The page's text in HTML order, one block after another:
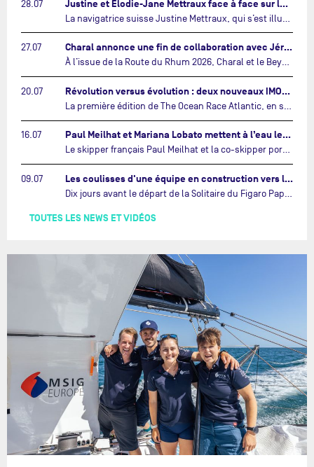
28.07 Justine et Élodie-Jane Mettraux face à face sur la transatlantique The Ocean Race Atlantic…
27.07 Charal annonce une fin de collaboration avec Jérémie Beyou et le Beyou Racing après la Route du Rhum…
À l’issue de la Route du Rhum 2026, Charal et le Beyou Racing mettront fin à leur collaboration. Il a été décidé de manière concertée, après dix ans d’une collaboration riche et performante, d’ouvrir une nouvelle ère pour le projet du Charal Sailing Team.…
20.07 Révolution versus évolution : deux nouveaux IMOCA très différents se préparent pour The Ocean Race Atlantic…
16.07 Paul Meilhat et Mariana Lobato mettent à l’eau leur bateau et lancent leur nouvelle campagne « United by the Ocean »…
Le skipper français Paul Meilhat et la co-skipper portugaise Mariana Lobato mettent à l’eau aujourd’hui à Lorient leur IMOCA à bord duquel ils participeront à The Ocean Race Atlantic (septembre 2026) puis à The Ocean Race, le tour du monde en équipage (janvier 2027).…
09.07 Les coulisses d'une équipe en construction vers le Vendée Globe…
Dix jours avant le départ de la Solitaire du Figaro Paprec, enjeu sportif majeur de la saison du Team Paprec, en plein chantier du futur IMOCA Paprec, l’équipe a dû s’adapter au forfait de Yoann Richomme pour blessure.…
TOUTES LES NEWS ET VIDÉOS